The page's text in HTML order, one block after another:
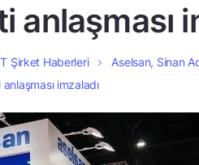
Şirket Haberleri
Aselsan, Sinan
imzaladı